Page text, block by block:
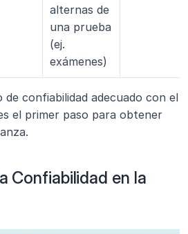
alternas de
una prueba
(ej.
exámenes)
confiabilidad adecuado con el
el primer paso para obtener
Confiabilidad en la